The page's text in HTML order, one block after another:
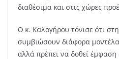
διαθέσιμα και στις χώρες
O κ. Καλογήρου τόνισε ότι
συμβιώσουν διάφορα
αλλά πρέπει να δοθεί έμφαση